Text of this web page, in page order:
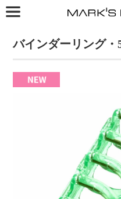
バインダーリング